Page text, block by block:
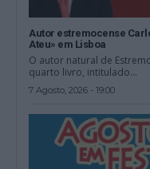
Autor estremocense
Ateu» em Lisboa
O autor natural de
quarto livro, intitulado...
7 Agosto, 2026 - 19:00